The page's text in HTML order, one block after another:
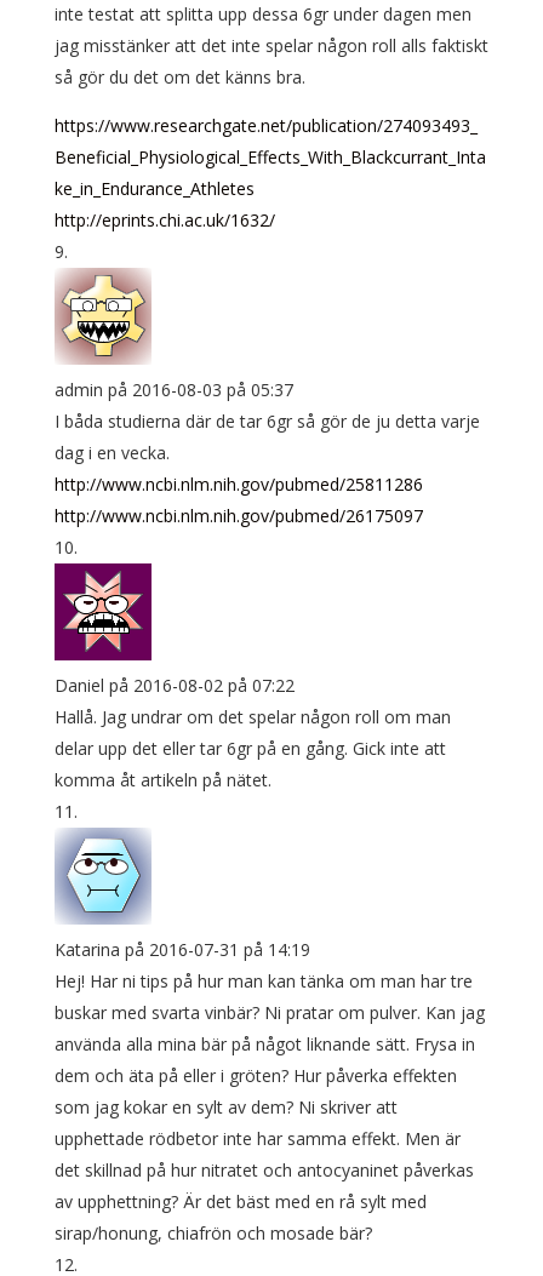
inte testat att splitta upp dessa 6gr under dagen men
jag misstänker att det inte spelar någon roll alls faktiskt
så gör du det om det känns bra.
https://www.researchgate.net/publication/274093493_
Beneficial_Physiological_Effects_With_Blackcurrant_Inta
ke_in_Endurance_Athletes
http://eprints.chi.ac.uk/1632/
admin på 2016-08-03 på 05:37
I båda studierna där de tar 6gr så gör de ju detta varje
dag i en vecka.
http://www.ncbi.nlm.nih.gov/pubmed/25811286
http://www.ncbi.nlm.nih.gov/pubmed/26175097
Daniel på 2016-08-02 på 07:22
Hallå. Jag undrar om det spelar någon roll om man
delar upp det eller tar 6gr på en gång. Gick inte att
komma åt artikeln på nätet.
Katarina på 2016-07-31 på 14:19
Hej! Har ni tips på hur man kan tänka om man har tre
buskar med svarta vinbär? Ni pratar om pulver. Kan jag
använda alla mina bär på något liknande sätt. Frysa in
dem och äta på eller i gröten? Hur påverka effekten
som jag kokar en sylt av dem? Ni skriver att
upphettade rödbetor inte har samma effekt. Men är
det skillnad på hur nitratet och antocyaninet påverkas
av upphettning? Är det bäst med en rå sylt med
sirap/honung, chiafrön och mosade bär?